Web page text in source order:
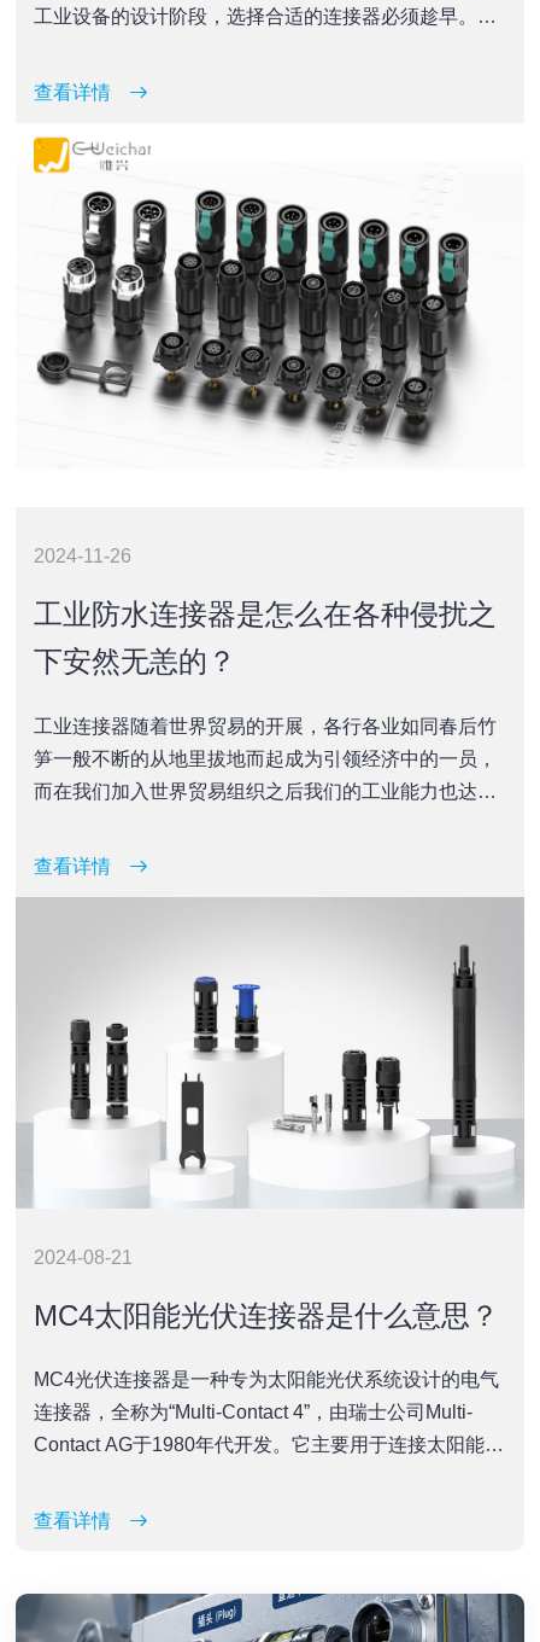
工业设备的设计阶段，选择合适的连接器必须趁早。本
整体性能和成本效益具有决定性影响。
查看详情
2024-11-26
工业防水连接器是怎么在各种侵扰之
下安然无恙的？
工业连接器随着世界贸易的开展，各行各业如同春后竹
笋一般不断的从地里拔地而起成为引领经济中的一员，
而在我们加入世界贸易组织之后我们的工业能力也达到
同的订单，全部工厂开足马力！
查看详情
2024-08-21
MC4太阳能光伏连接器是什么意思？
MC4光伏连接器是一种专为太阳能光伏系统设计的电气
连接器，全称为“Multi-Contact 4”，由瑞士公司Multi-
Contact AG于1980年代开发。它主要用于连接太阳能电
能的高效、安全传输。以下是MC4光伏连接器的一些重
查看详情